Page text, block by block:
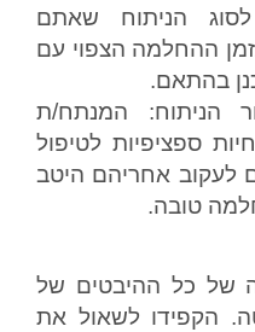
הניתוח שאתם
ההחלמה הצפוי עם
בהתאם.
הניתוח: המנתח/ת
ספציפיות לטיפול
לעקוב אחריהם היטב
טובה.
של כל ההיבטים של
הקפידו לשאול את